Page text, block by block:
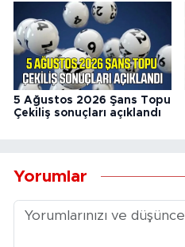
5 Ağustos 2026 Şans Topu
Çekiliş sonuçları açıklandı
Yorumlar